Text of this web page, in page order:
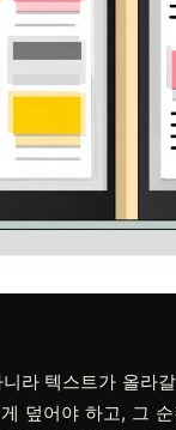
라 텍스트가 올라
덮어야 하고, 그